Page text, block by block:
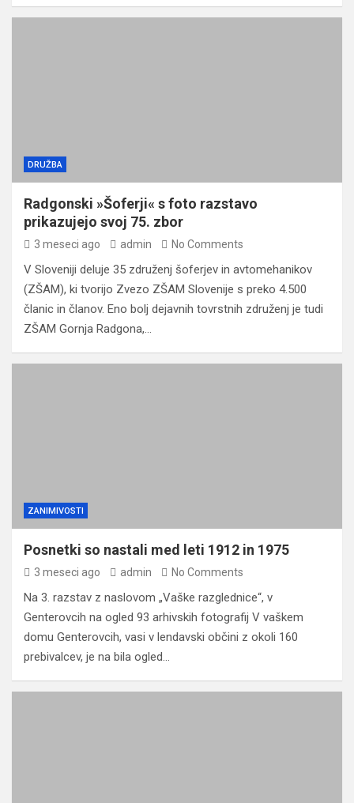
DRUŽBA
Radgonski »Šoferji« s foto razstavo
prikazujejo svoj 75. zbor
3 meseci ago admin No Comments
V Sloveniji deluje 35 združenj šoferjev in avtomehanikov
(ZŠAM), ki tvorijo Zvezo ZŠAM Slovenije s preko 4.500
članic in članov. Eno bolj dejavnih tovrstnih združenj je tudi
ZŠAM Gornja Radgona,…
ZANIMIVOSTI
Posnetki so nastali med leti 1912 in 1975
3 meseci ago admin No Comments
Na 3. razstav z naslovom „Vaške razglednice“, v
Genterovcih na ogled 93 arhivskih fotografij V vaškem
domu Genterovcih, vasi v lendavski občini z okoli 160
prebivalcev, je na bila ogled…